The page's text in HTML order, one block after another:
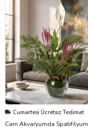
Cumartesi Ücretsiz Teslimat
Cam Akvaryumda Spatifilyum